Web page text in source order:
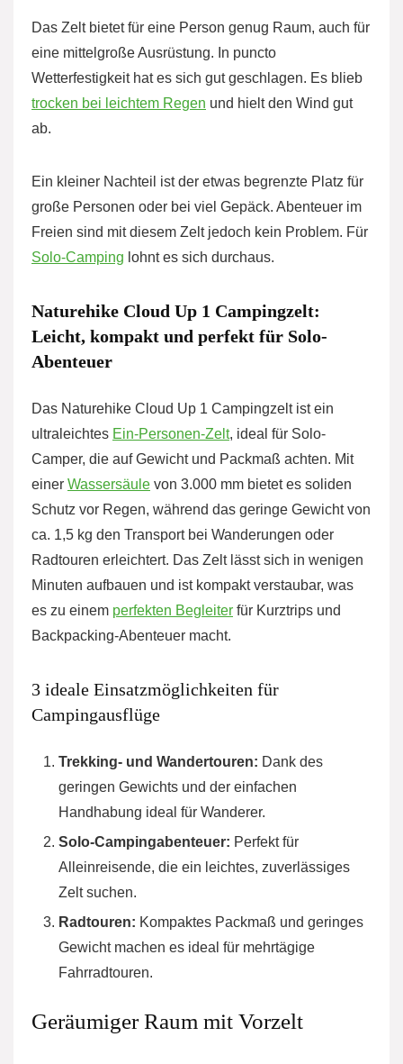
Das Zelt bietet für eine Person genug Raum, auch für
eine mittelgroße Ausrüstung. In puncto
Wetterfestigkeit hat es sich gut geschlagen. Es blieb
trocken bei leichtem Regen und hielt den Wind gut
ab.
Ein kleiner Nachteil ist der etwas begrenzte Platz für
große Personen oder bei viel Gepäck. Abenteuer im
Freien sind mit diesem Zelt jedoch kein Problem. Für
Solo-Camping lohnt es sich durchaus.
Naturehike Cloud Up 1 Campingzelt:
Leicht, kompakt und perfekt für Solo-
Abenteuer
Das Naturehike Cloud Up 1 Campingzelt ist ein
ultraleichtes Ein-Personen-Zelt, ideal für Solo-
Camper, die auf Gewicht und Packmaß achten. Mit
einer Wassersäule von 3.000 mm bietet es soliden
Schutz vor Regen, während das geringe Gewicht von
ca. 1,5 kg den Transport bei Wanderungen oder
Radtouren erleichtert. Das Zelt lässt sich in wenigen
Minuten aufbauen und ist kompakt verstaubar, was
es zu einem perfekten Begleiter für Kurztrips und
Backpacking-Abenteuer macht.
3 ideale Einsatzmöglichkeiten für
Campingausflüge
Trekking- und Wandertouren: Dank des
geringen Gewichts und der einfachen
Handhabung ideal für Wanderer.
Solo-Campingabenteuer: Perfekt für
Alleinreisende, die ein leichtes, zuverlässiges
Zelt suchen.
Radtouren: Kompaktes Packmaß und geringes
Gewicht machen es ideal für mehrtägige
Fahrradtouren.
Geräumiger Raum mit Vorzelt